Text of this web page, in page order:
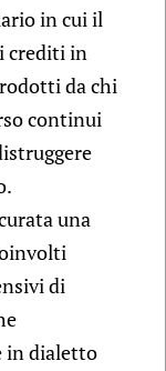
in cui il
crediti in
da chi
continui
una
di
in dialetto